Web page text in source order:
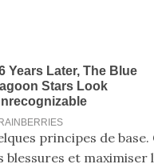
principes de base.
et maximiser